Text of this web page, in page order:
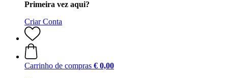
Primeira vez aqui?
Criar Conta
Carrinho de compras € 0,00